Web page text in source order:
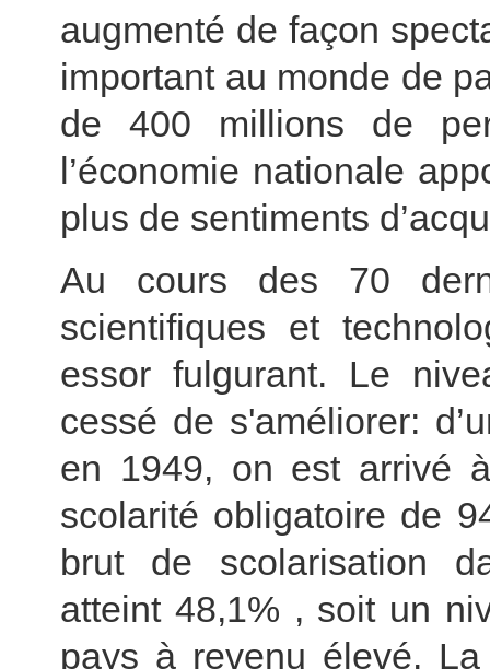
augmenté de façon
important au monde de
de 400 millions de
l’économie nationale
plus de sentiments
Au cours des 70
scientifiques et
essor fulgurant. Le
cessé de s'améliorer:
en 1949, on est arrivé
scolarité obligatoire de
brut de scolarisation
atteint 48,1% , soit un
pays à revenu élevé.